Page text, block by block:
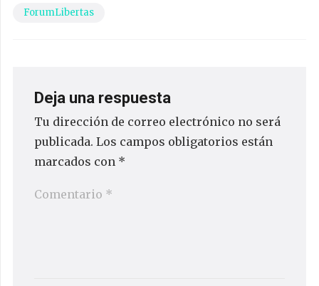
ForumLibertas
Deja una respuesta
Tu dirección de correo electrónico no será
publicada. Los campos obligatorios están
marcados con *